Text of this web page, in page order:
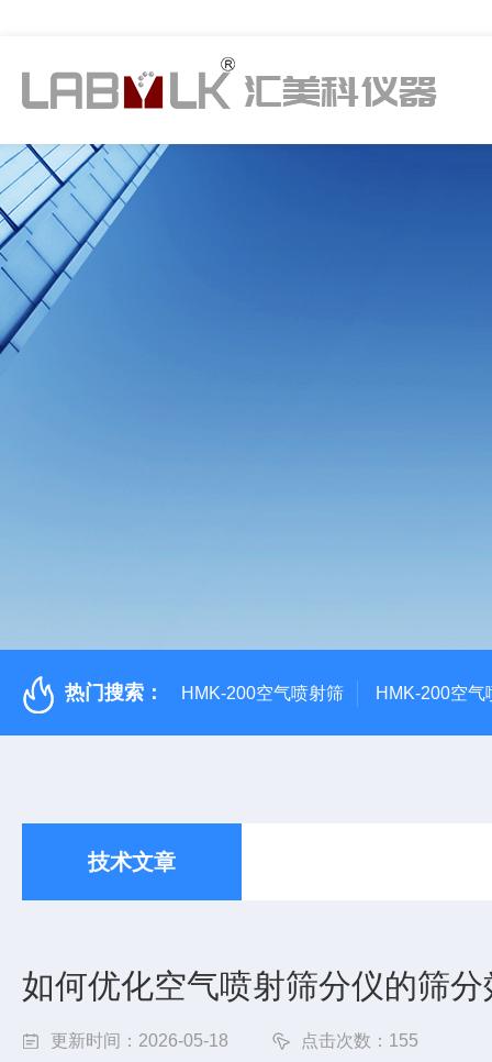
热门搜索： HMK-200空气喷射筛 HMK-200空气
技术文章
如何优化空气喷射筛分仪的筛
更新时间：2026-05-18 点击次数：155